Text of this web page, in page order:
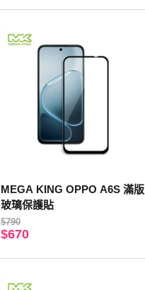
MEGA KING OPPO A6S 滿版
玻璃保護貼
$790
$670